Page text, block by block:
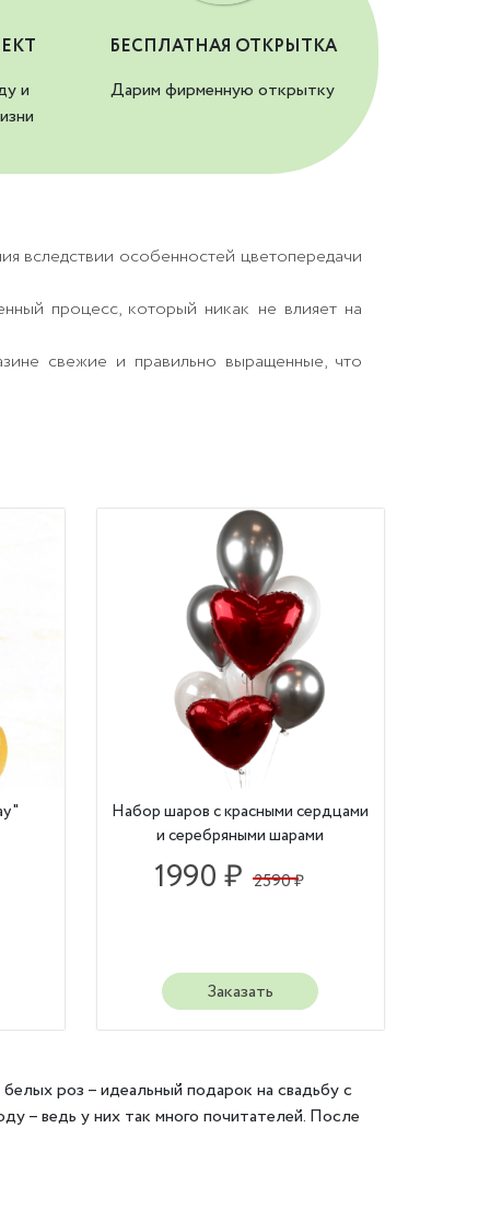
и
БЕСПЛАТНАЯ ОТКРЫТКА
Дарим фирменную открытку
вследствии особенностей цветопередачи
процесс, который никак не влияет на
свежие и правильно выращенные, что
Набор шаров с красными сердцами
и серебряными шарами
1990 ₽ 2590 ₽
Заказать
роз – идеальный подарок на свадьбу с
– ведь у них так много почитателей. После